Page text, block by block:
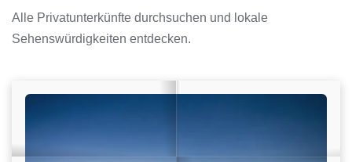
Alle Privatunterkünfte durchsuchen und lokale
Sehenswürdigkeiten entdecken.